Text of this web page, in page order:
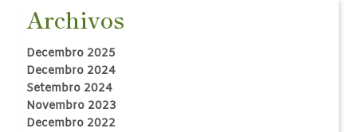
Archivos
Decembro 2025
Decembro 2024
Setembro 2024
Novembro 2023
Decembro 2022